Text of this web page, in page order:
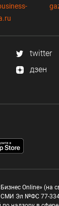
twitter
дзен
Online» (на
СМИ Эл №ФС 77-